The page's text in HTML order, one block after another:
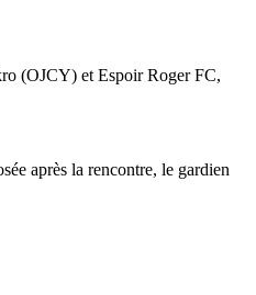
(OJCY) et Espoir Roger FC,
après la rencontre, le gardien